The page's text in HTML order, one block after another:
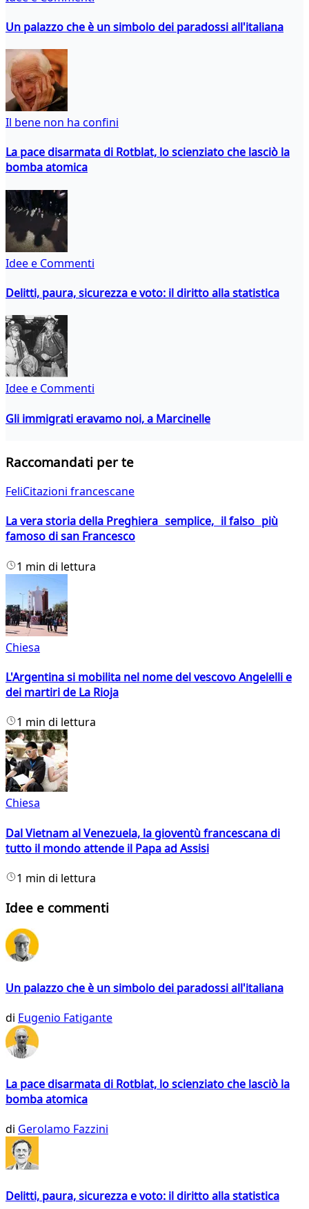
Un palazzo che è un simbolo dei paradossi all'italiana
Il bene non ha confini
La pace disarmata di Rotblat, lo scienziato che lasciò la
bomba atomica
Idee e Commenti
Delitti, paura, sicurezza e voto: il diritto alla statistica
Idee e Commenti
Gli immigrati eravamo noi, a Marcinelle
Raccomandati per te
FeliCitazioni francescane
La vera storia della Preghiera semplice, il falso più
famoso di san Francesco
1 min di lettura
Chiesa
L'Argentina si mobilita nel nome del vescovo Angelelli e
dei martiri de La Rioja
1 min di lettura
Chiesa
Dal Vietnam al Venezuela, la gioventù francescana di
tutto il mondo attende il Papa ad Assisi
1 min di lettura
Idee e commenti
Un palazzo che è un simbolo dei paradossi all'italiana
di Eugenio Fatigante
La pace disarmata di Rotblat, lo scienziato che lasciò la
bomba atomica
di Gerolamo Fazzini
Delitti, paura, sicurezza e voto: il diritto alla statistica